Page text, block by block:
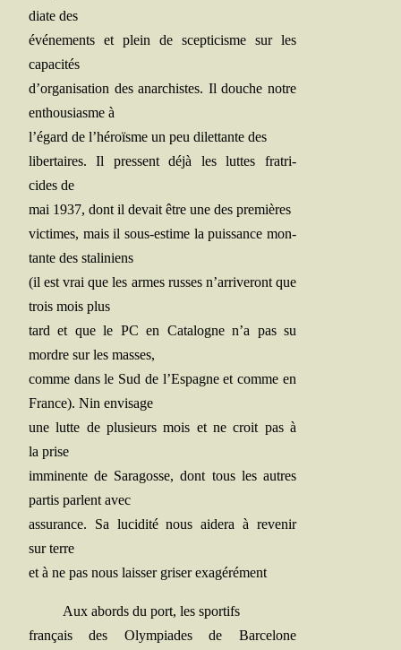
diate des
évé­ne­ments et plein de scep­ti­cisme sur les
capacités
d’organisation des anar­chistes. Il douche notre
enthou­siasme à
l’égard de l’héroïsme un peu dilet­tante des
liber­taires. Il pressent déjà les luttes fra­tri­
cides de
mai 1937, dont il devait être une des premières
vic­times, mais il sous-estime la puis­sance mon­
tante des staliniens
(il est vrai que les armes russes n’arriveront que
trois mois plus
tard et que le PC en Cata­logne n’a pas su
mordre sur les masses,
comme dans le Sud de l’Espagne et comme en
France). Nin envisage
une lutte de plu­sieurs mois et ne croit pas à
la prise
immi­nente de Sara­gosse, dont tous les autres
par­tis parlent avec
assu­rance. Sa luci­di­té nous aide­ra à reve­nir
sur terre
et à ne pas nous lais­ser gri­ser exagérément
Aux abords du port, les sportifs
fran­çais des Olym­piades de Bar­ce­lone